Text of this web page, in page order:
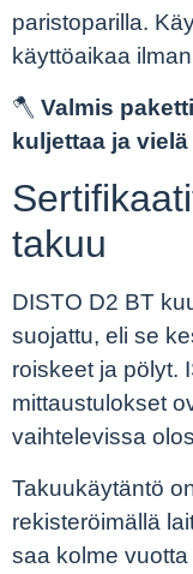
paristoparilla.
käyttöaikaa
🪓 Valmis
kuljettaa ja
takuu
DISTO D2 BT
suojattu, eli se
roiskeet ja pölyt.
mittaustulokset
vaihtelevissa
Takuukäytäntö
rekisteröimällä
saa kolme